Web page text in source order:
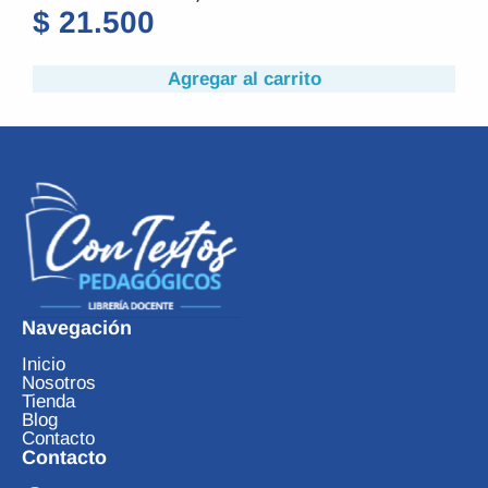
Agregar al carrito
Navegación
Inicio
Nosotros
Tienda
Blog
Contacto
Contacto